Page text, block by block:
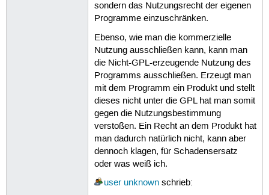
sondern das Nutzungsrecht der eigenen
Programme einzuschränken.
Ebenso, wie man die kommerzielle
Nutzung ausschließen kann, kann man
die Nicht-GPL-erzeugende Nutzung des
Programms ausschließen. Erzeugt man
mit dem Programm ein Produkt und stellt
dieses nicht unter die GPL hat man somit
gegen die Nutzungsbestimmung
verstoßen. Ein Recht an dem Produkt hat
man dadurch natürlich nicht, kann aber
dennoch klagen, für Schadensersatz
oder was weiß ich.
user unknownschrieb: